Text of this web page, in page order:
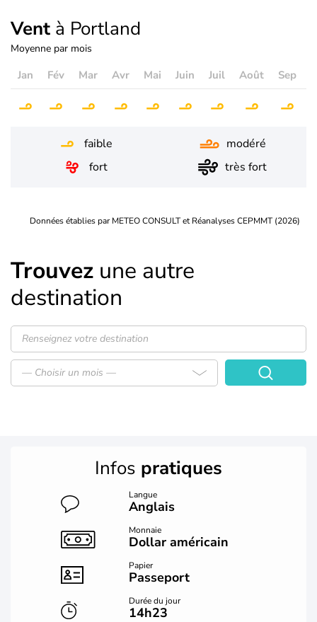
Vent à Portland
Moyenne par mois
Jan Fév Mar Avr Mai Juin Juil Août Sep
faible
modéré
fort
très fort
Données établies par METEO CONSULT et Réanalyses CEPMMT (2026)
Trouvez une autre
destination
— Choisir un mois —
Infos pratiques
Langue
Anglais
Monnaie
Dollar américain
Papier
Passeport
Durée du jour
14h23